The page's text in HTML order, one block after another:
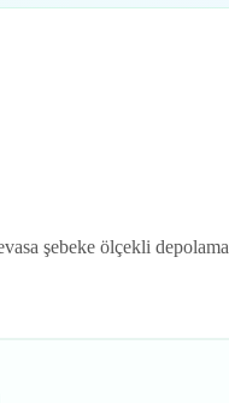
şebeke ölçekli depolama